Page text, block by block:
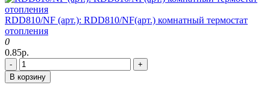
RDD810/NF (арт.): RDD810/NF(арт.) комнатный термостат
отопления
0
0.85р.
-
+
В корзину